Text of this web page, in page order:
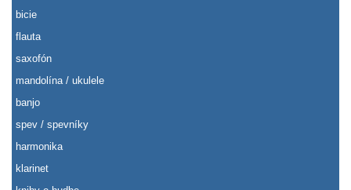
bicie
flauta
saxofón
mandolína / ukulele
banjo
spev / spevníky
harmonika
klarinet